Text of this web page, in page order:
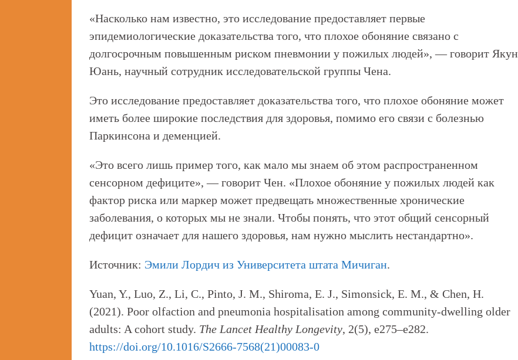
«Насколько нам известно, это исследование предоставляет первые
эпидемиологические доказательства того, что плохое обоняние связано с
долгосрочным повышенным риском пневмонии у пожилых людей», — говорит Якун
Юань, научный сотрудник исследовательской группы Чена.
Это исследование предоставляет доказательства того, что плохое обоняние может
иметь более широкие последствия для здоровья, помимо его связи с болезнью
Паркинсона и деменцией.
«Это всего лишь пример того, как мало мы знаем об этом распространенном
сенсорном дефиците», — говорит Чен. «Плохое обоняние у пожилых людей как
фактор риска или маркер может предвещать множественные хронические
заболевания, о которых мы не знали. Чтобы понять, что этот общий сенсорный
дефицит означает для нашего здоровья, нам нужно мыслить нестандартно».
Источник: Эмили Лордич из Университета штата Мичиган.
Yuan, Y., Luo, Z., Li, C., Pinto, J. M., Shiroma, E. J., Simonsick, E. M., & Chen, H.
(2021). Poor olfaction and pneumonia hospitalisation among community-dwelling older
adults: A cohort study. The Lancet Healthy Longevity, 2(5), e275–e282.
https://doi.org/10.1016/S2666-7568(21)00083-0